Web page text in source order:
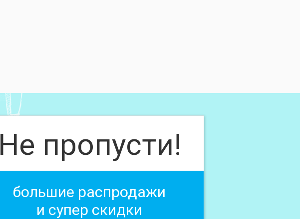
Не пропусти!
большие распродажи
и супер скидки